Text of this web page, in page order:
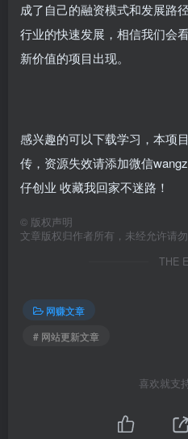
成了自己的融资模式和发展路
行业的快速发展，相信我们会
新价值的项目出现。
感兴趣的可以下载学习，本项
传，资源失效请添加微信
仔创业 收藏我回家不迷路！
© 版权声明
文章版权归作者所有，未经允许请勿
THE
网赚文章
# 网站更新文章
喜欢就支